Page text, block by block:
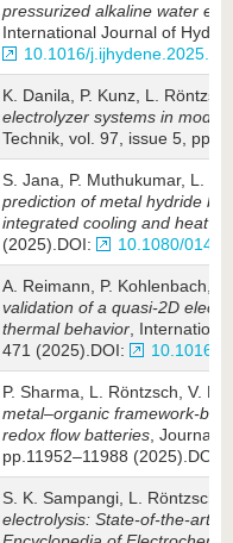
pressurized alkaline water
International Jour­nal of
10.1016/
K. Danila, P. Kunz, L.
electrolyzer systems in
Technik, vol. 97, issue 5, pp.
S. Jana, P. Muthukumar, L.
prediction of metal hydride
integrated cooling and heat
(2025).DOI:
10.1080/
A. Reimann, P. Kohlenbach,
validation of a quasi-2D
thermal behavior ,
471 (2025).DOI:
10.1016/
P. Sharma, L. Röntzsch, V. K.
metal–organic framework-
redox flow batteries , Journal
pp.11952–11988 (2025).DOI:
S. K. Sampangi, L. Röntzsch,
electrolysis: State-of-the-art